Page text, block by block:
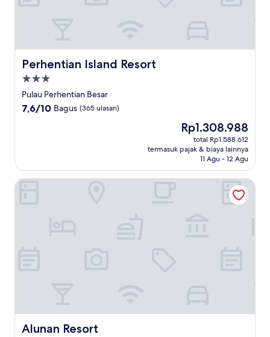
Perhentian Island Resort
Perhentian Island Resort
Properti
bintang
3.0
Pulau Perhentian Besar
7.6
7,6/10 Bagus (365 ulasan)
Harga
sekarang
Rp1.308.988
Rp1.308.988
total Rp1.588.612
termasuk pajak & biaya lainnya
11 Agu - 12 Agu
Alunan Resort
Alunan Resort
Alunan Resort